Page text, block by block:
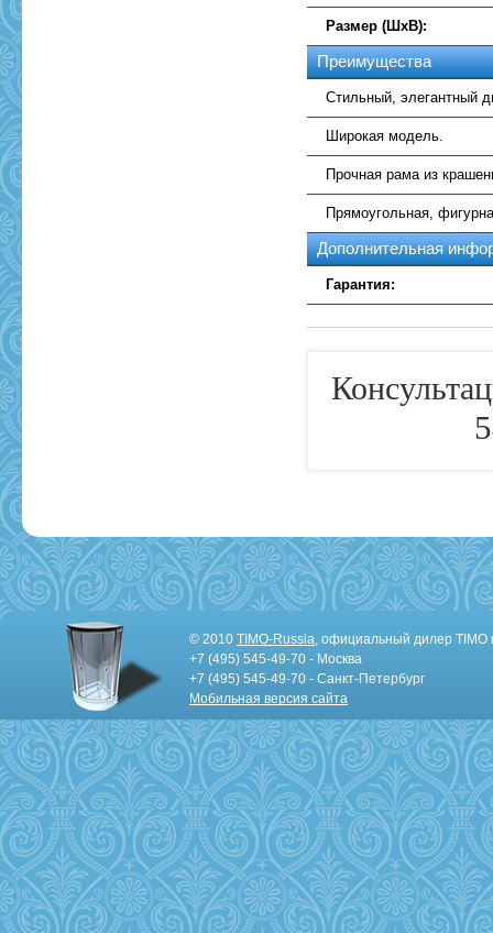
Размер (ШхВ):
Преимущества
Стильный, элегантный
Широкая модель.
Прочная рама из
Прямоугольная,
Дополнительная
Гарантия:
© 2010 TIMO-Russia, официальный дилер TIMO
+7 (495) 545-49-70 - Москва
+7 (495) 545-49-70 - Санкт-Петербург
Мобильная версия сайта